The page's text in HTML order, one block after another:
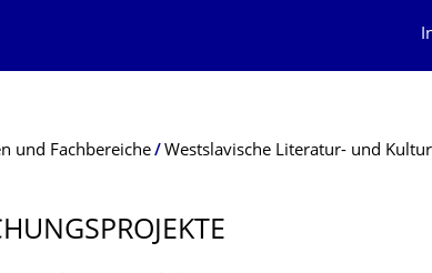
und Fachbereiche Westslavische Literatur- und